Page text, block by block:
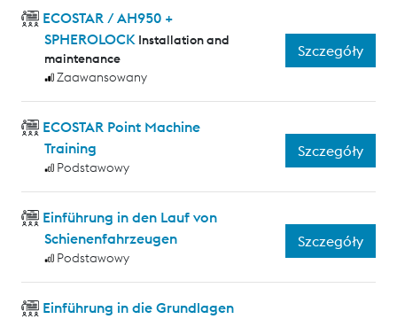
ECOSTAR / AH950 +
SPHEROLOCK Installation and
maintenance
Zaawansowany
Szczegóły
ECOSTAR Point Machine
Training
Podstawowy
Szczegóły
Einführung in den Lauf von
Schienenfahrzeugen
Podstawowy
Szczegóły
Einführung in die Grundlagen